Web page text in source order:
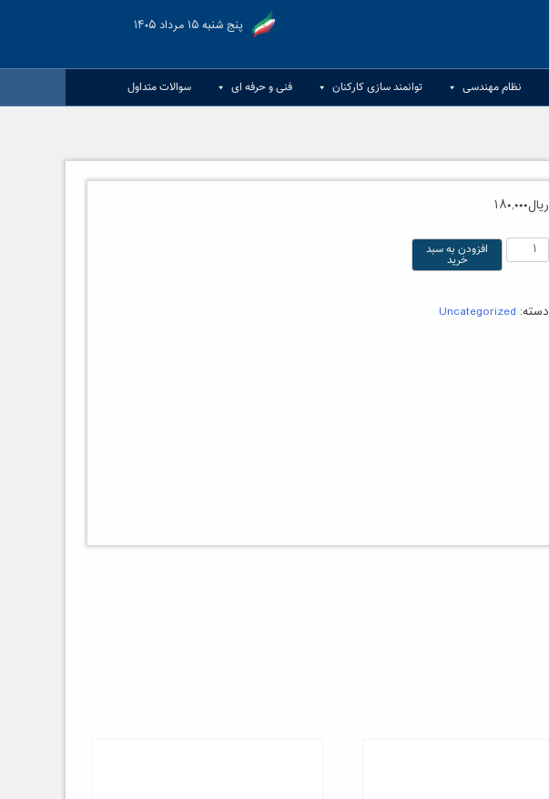
پنج شنبه ۱۵ مرداد ۱۴۰۵
نظام مهندسی توانمند سازی کارکنان فنی و حرفه ای سوالات متداول
ریال۱۸۰,۰۰۰
دومین
گیاهان
افزودن به سبد
خرید
دسته: Uncategorized